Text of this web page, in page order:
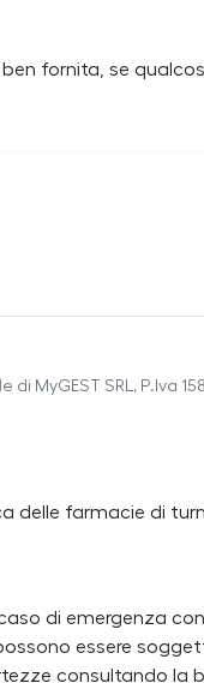
fornita, se
MyGEST SRL, P.Iva
delle farmacie di
di emergenza
essere
consultando la